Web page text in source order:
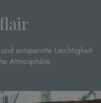
entspannte Leichtigkeit
Atmosphäre.